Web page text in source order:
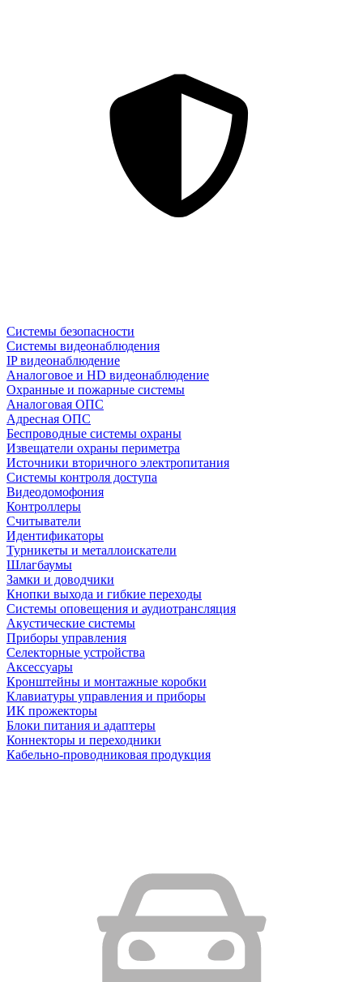
Системы безопасности
Системы видеонаблюдения
IP видеонаблюдение
Аналоговое и HD видеонаблюдение
Охранные и пожарные системы
Аналоговая ОПС
Адресная ОПС
Беспроводные системы охраны
Извещатели охраны периметра
Источники вторичного электропитания
Системы контроля доступа
Видеодомофония
Контроллеры
Считыватели
Идентификаторы
Турникеты и металлоискатели
Шлагбаумы
Замки и доводчики
Кнопки выхода и гибкие переходы
Системы оповещения и аудиотрансляция
Акустические системы
Приборы управления
Селекторные устройства
Аксессуары
Кронштейны и монтажные коробки
Клавиатуры управления и приборы
ИК прожекторы
Блоки питания и адаптеры
Коннекторы и переходники
Кабельно-проводниковая продукция